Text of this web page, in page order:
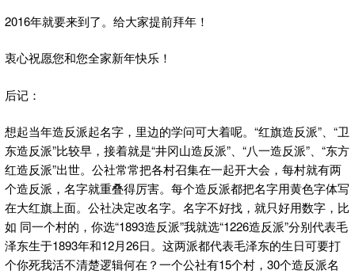
2016年就要来到了。给大家提前拜年！
衷心祝愿您和您全家新年快乐！
后记：
想起当年造反派起名字，里边的学问可大着呢。“红旗造反派”、“卫
东造反派”比较早，接着就是“井冈山造反派”、“八一造反派”、“东方
红造反派”出世。公社常常把各村召集在一起开大会，每村就有两
个造反派，名字就重叠得厉害。每个造反派都把名字用黄色字体写
在大红旗上面。公社决定改名字。名字不好找，就只好用数字，比
如 同一个村的，你选“1893造反派”我就选“1226造反派”分别代表毛
泽东生于1893年和12月26日。这两派都代表毛泽东的生日可要打
个你死我活不清楚逻辑何在？一个公社有15个村，30个造反派名